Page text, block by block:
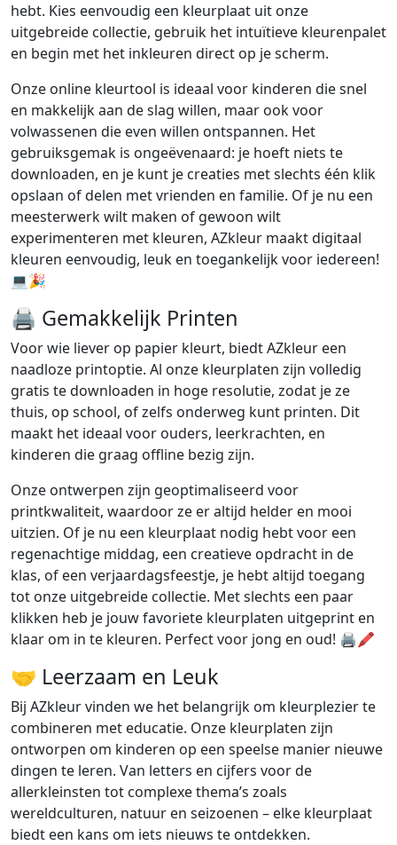
hebt. Kies eenvoudig een kleurplaat uit onze
uitgebreide collectie, gebruik het intuïtieve kleurenpalet
en begin met het inkleuren direct op je scherm.
Onze online kleurtool is ideaal voor kinderen die snel
en makkelijk aan de slag willen, maar ook voor
volwassenen die even willen ontspannen. Het
gebruiksgemak is ongeëvenaard: je hoeft niets te
downloaden, en je kunt je creaties met slechts één klik
opslaan of delen met vrienden en familie. Of je nu een
meesterwerk wilt maken of gewoon wilt
experimenteren met kleuren, AZkleur maakt digitaal
kleuren eenvoudig, leuk en toegankelijk voor iedereen!
💻🎉
🖨️ Gemakkelijk Printen
Voor wie liever op papier kleurt, biedt AZkleur een
naadloze printoptie. Al onze kleurplaten zijn volledig
gratis te downloaden in hoge resolutie, zodat je ze
thuis, op school, of zelfs onderweg kunt printen. Dit
maakt het ideaal voor ouders, leerkrachten, en
kinderen die graag offline bezig zijn.
Onze ontwerpen zijn geoptimaliseerd voor
printkwaliteit, waardoor ze er altijd helder en mooi
uitzien. Of je nu een kleurplaat nodig hebt voor een
regenachtige middag, een creatieve opdracht in de
klas, of een verjaardagsfeestje, je hebt altijd toegang
tot onze uitgebreide collectie. Met slechts een paar
klikken heb je jouw favoriete kleurplaten uitgeprint en
klaar om in te kleuren. Perfect voor jong en oud! 🖨️🖍️
🤝 Leerzaam en Leuk
Bij AZkleur vinden we het belangrijk om kleurplezier te
combineren met educatie. Onze kleurplaten zijn
ontworpen om kinderen op een speelse manier nieuwe
dingen te leren. Van letters en cijfers voor de
allerkleinsten tot complexe thema’s zoals
wereldculturen, natuur en seizoenen – elke kleurplaat
biedt een kans om iets nieuws te ontdekken.